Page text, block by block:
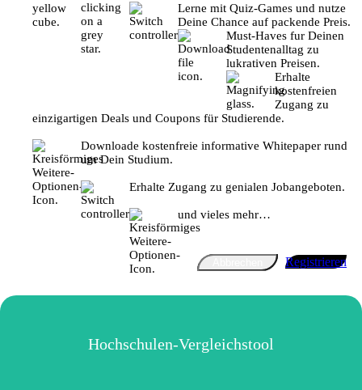
Lerne mit Quiz-Games und nutze
Deine Chance auf packende Preis.
Must-Haves fur Deinen
Studentenalltag zu
lukrativen Preisen.
Erhalte
kostenfreien
Zugang zu
einzigartigen Deals und Coupons für Studierende.
Downloade kostenfreie informative Whitepaper rund
um Dein Studium.
Erhalte Zugang zu genialen Jobangeboten.
und vieles mehr…
Registrieren
Hochschulen-Vergleichstool